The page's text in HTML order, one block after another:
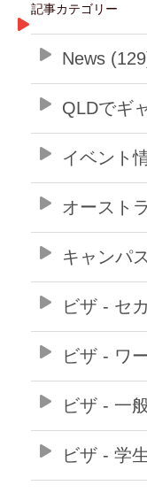
記事カテゴリー
News
QLDでギ
イベント
オースト
キャンパ
ビザ - セ
ビザ - ワ
ビザ - 一
ビザ - 学